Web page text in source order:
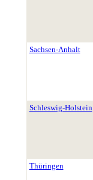
Sachsen-Anhalt
Schleswig-Holstein
Thüringen